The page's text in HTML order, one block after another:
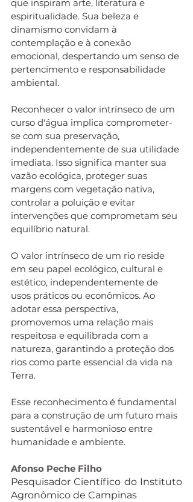
que inspiram arte, literatura e
espiritualidade. Sua beleza e
dinamismo convidam à
contemplação e à conexão
emocional, despertando um senso de
pertencimento e responsabilidade
ambiental.
Reconhecer o valor intrínseco de um
curso d'água implica comprometer-
se com sua preservação,
independentemente de sua utilidade
imediata. Isso significa manter sua
vazão ecológica, proteger suas
margens com vegetação nativa,
controlar a poluição e evitar
intervenções que comprometam seu
equilíbrio natural.
O valor intrínseco de um rio reside
em seu papel ecológico, cultural e
estético, independentemente de
usos práticos ou econômicos. Ao
adotar essa perspectiva,
promovemos uma relação mais
respeitosa e equilibrada com a
natureza, garantindo a proteção dos
rios como parte essencial da vida na
Terra.
Esse reconhecimento é fundamental
para a construção de um futuro mais
sustentável e harmonioso entre
humanidade e ambiente.
Afonso Peche Filho
Pesquisador Científico do Instituto
Agronômico de Campinas